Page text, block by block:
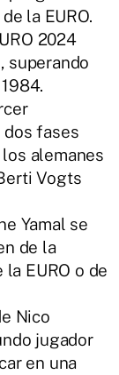
la EURO.
2024
superando
dos fases
alemanes
Vogts
Yamal se
de la
EURO o de
Nico
jugador
en una